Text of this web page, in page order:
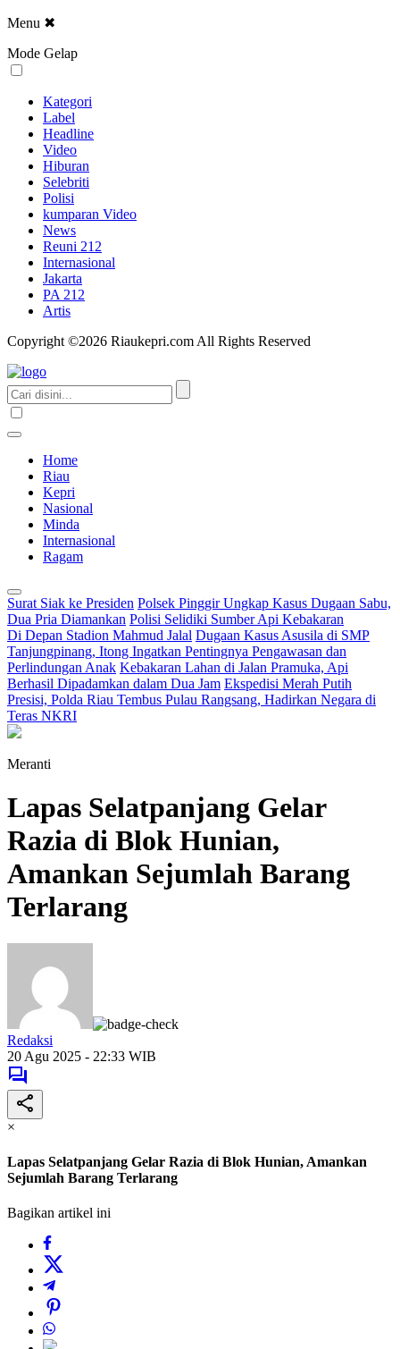
Menu ✖
Mode Gelap
Kategori
Label
Headline
Video
Hiburan
Selebriti
Polisi
kumparan Video
News
Reuni 212
Internasional
Jakarta
PA 212
Artis
Copyright ©2026 Riaukepri.com All Rights Reserved
Home
Riau
Kepri
Nasional
Minda
Internasional
Ragam
Surat Siak ke Presiden Polsek Pinggir Ungkap Kasus Dugaan Sabu,
Dua Pria Diamankan Polisi Selidiki Sumber Api Kebakaran
Di Depan Stadion Mahmud Jalal Dugaan Kasus Asusila di SMP
Tanjungpinang, Itong Ingatkan Pentingnya Pengawasan dan
Perlindungan Anak Kebakaran Lahan di Jalan Pramuka, Api
Berhasil Dipadamkan dalam Dua Jam Ekspedisi Merah Putih
Presisi, Polda Riau Tembus Pulau Rangsang, Hadirkan Negara di
Teras NKRI
Meranti
Lapas Selatpanjang Gelar
Razia di Blok Hunian,
Amankan Sejumlah Barang
Terlarang
Redaksi
20 Agu 2025 - 22:33 WIB
×
Lapas Selatpanjang Gelar Razia di Blok Hunian, Amankan
Sejumlah Barang Terlarang
Bagikan artikel ini